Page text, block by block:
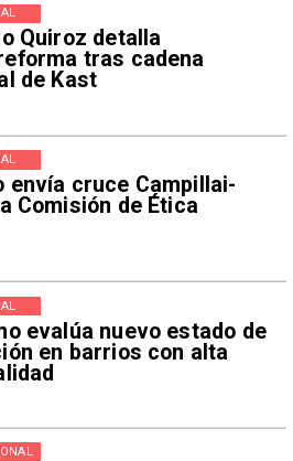
Quiroz detalla
tras cadena
de Kast
envía cruce Campillai-
Comisión de Ética
evalúa nuevo estado de
en barrios con alta